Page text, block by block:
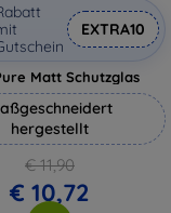
EXTRA10
Matt Schutzglas
hergestellt
€ 11,90
€ 10,72